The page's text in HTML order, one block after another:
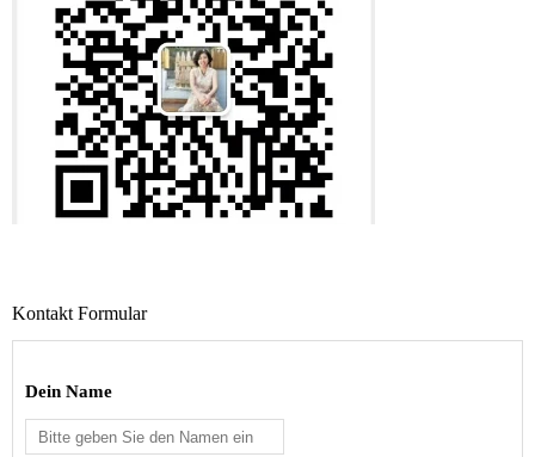
Kontakt Formular
Dein Name